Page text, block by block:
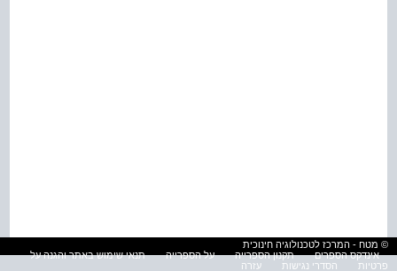
© מטח - המרכז לטכנולוגיה חינוכית
אינדקס הספרים
תקנון הספרייה על הספרייה
תנאי שימוש באתר והגנה על
פרטיות
הסדרי נגישות עזרה